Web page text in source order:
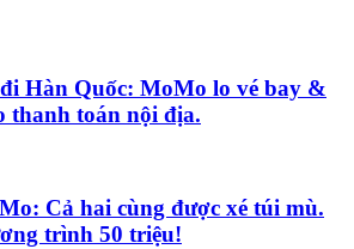
Hàn Quốc: MoMo lo vé bay &
thanh toán nội địa.
Cả hai cùng được xé túi mù.
trình 50 triệu!